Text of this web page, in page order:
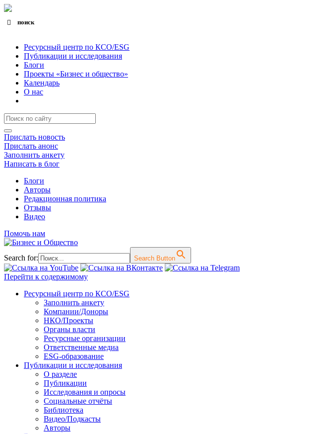
поиск
Ресурсный центр по КСО/ESG
Публикации и исследования
Блоги
Проекты «Бизнес и общество»
Календарь
О нас
Прислать новость
Прислать анонс
Заполнить анкету
Написать в блог
Блоги
Авторы
Редакционная политика
Отзывы
Видео
Помочь нам
Search for: Search Button
Перейти к содержимому
Ресурсный центр по КСО/ESG
Заполнить анкету
Компании/Доноры
НКО/Проекты
Органы власти
Ресурсные организации
Ответственные медиа
ESG-образование
Публикации и исследования
О разделе
Публикации
Исследования и опросы
Социальные отчёты
Библиотека
Видео/Подкасты
Авторы